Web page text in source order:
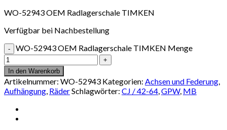
WO-52943 OEM Radlagerschale TIMKEN
Verfügbar bei Nachbestellung
WO-52943 OEM Radlagerschale TIMKEN Menge
In den Warenkorb
Artikelnummer: WO-52943 Kategorien: Achsen und Federung,
Aufhängung, RäderSchlagwörter: CJ / 42-64,GPW, MB